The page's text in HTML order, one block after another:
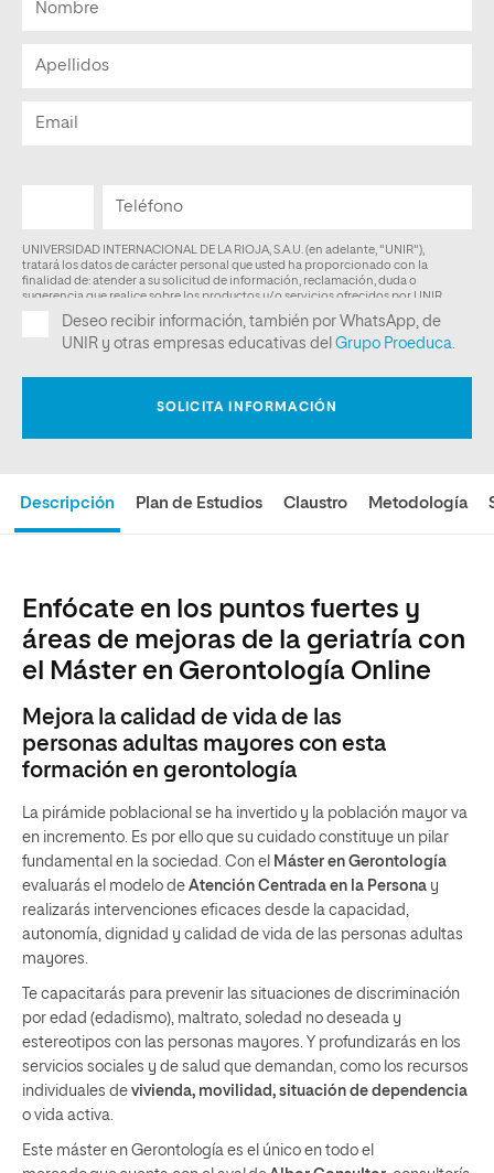
Descripción Plan de Estudios Claustro Metodología
Enfócate en los puntos fuertes y
áreas de mejoras de la geriatría con
el Máster en Gerontología Online
Mejora la calidad de vida de las
personas adultas mayores con esta
formación en gerontología
La pirámide poblacional se ha invertido y la población mayor va
en incremento. Es por ello que su cuidado constituye un pilar
fundamental en la sociedad. Con el Máster en Gerontología
evaluarás el modelo de Atención Centrada en la Persona y
realizarás intervenciones eficaces desde la capacidad,
autonomía, dignidad y calidad de vida de las personas adultas
mayores.
Te capacitarás para prevenir las situaciones de discriminación
por edad (edadismo), maltrato, soledad no deseada y
estereotipos con las personas mayores. Y profundizarás en los
servicios sociales y de salud que demandan, como los recursos
individuales de vivienda, movilidad, situación de dependencia
o vida activa.
Este máster en Gerontología es el único en todo el